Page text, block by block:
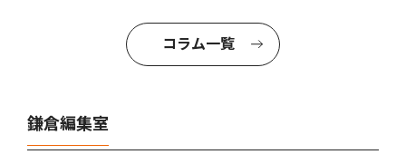
コラム一覧
鎌倉編集室